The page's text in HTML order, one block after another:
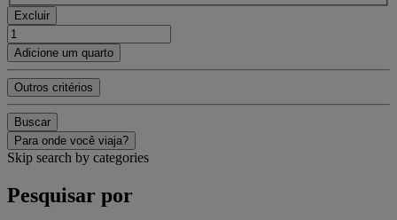
Excluir
Adicione um quarto
Outros critérios
Buscar
Para onde você viaja?
Skip search by categories
Pesquisar por